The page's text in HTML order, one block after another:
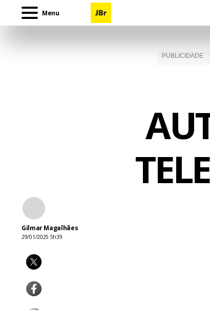
Menu
Gilmar Magalhães
29/01/2025 5h39